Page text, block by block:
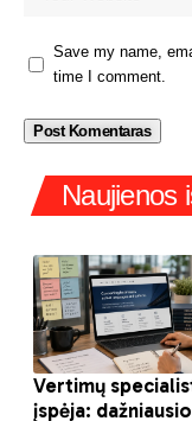
Save my name,
time I comment.
Naujienos